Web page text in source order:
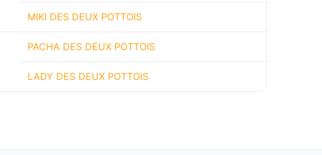
MIKI DES DEUX POTTOIS
PACHA DES DEUX POTTOIS
LADY DES DEUX POTTOIS